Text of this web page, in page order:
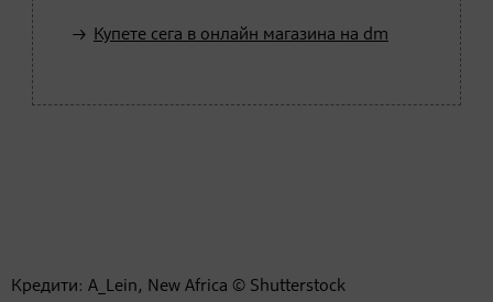
Купете сега в онлайн магазина на dm
Кредити: A_Lein, New Africa © Shutterstock